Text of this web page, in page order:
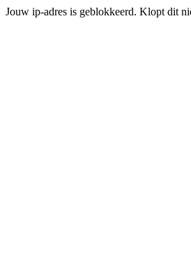
Jouw ip-adres is geblokkeerd. Klopt dit